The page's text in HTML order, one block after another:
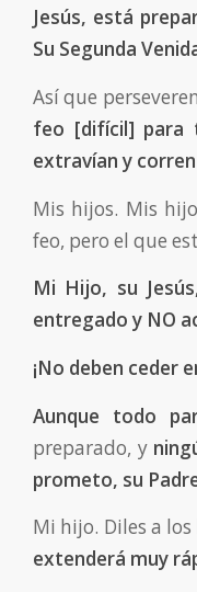
Jesús, está
Su Segunda
Así que
feo [difícil] para
extravían y
Mis hijos. Mis
feo, pero el que
Mi Hijo, su
entregado y NO
¡No deben ceder
Aunque todo
preparado, y
prometo, su
Mi hijo. Diles a
extenderá muy